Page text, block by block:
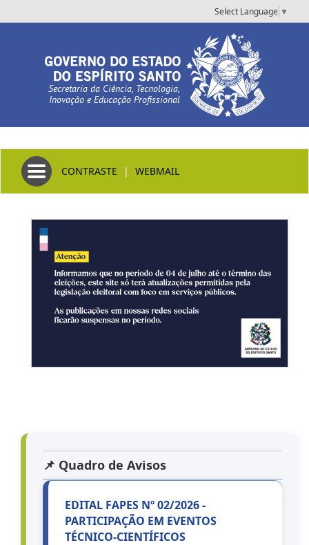
Select Language ▼
Secretaria da Ciência, Tecnologia,
Inovação e Educação Profissional
Toggle navigation
CONTRASTE | WEBMAIL
📌 Quadro de Avisos
EDITAL FAPES Nº 02/2026 -
PARTICIPAÇÃO EM EVENTOS
TÉCNICO-CIENTÍFICOS